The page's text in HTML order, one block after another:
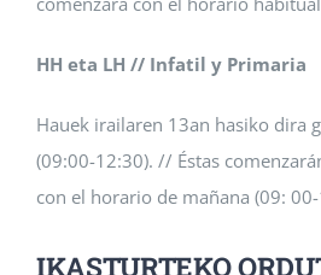
HH eta LH // Infatil y Primaria
Hauek irailaren 13an hasiko dira
(09:00-12:30). // Éstas
con el horario de mañana (09:
IKASTURTEKO